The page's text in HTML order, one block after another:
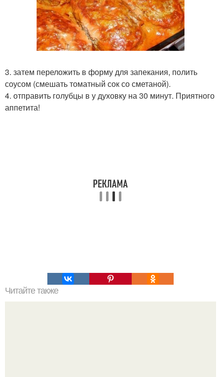
3. затем переложить в форму для запекания, полить
соусом (смешать томатный сок со сметаной).
4. отправить голубцы в у духовку на 30 минут. Приятного
аппетита!
Читайте также